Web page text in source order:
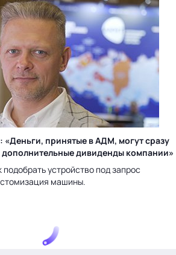
«Деньги, принятые в АДМ, могут сразу
дополнительные дивиденды компании»
устройство под запрос
машины.